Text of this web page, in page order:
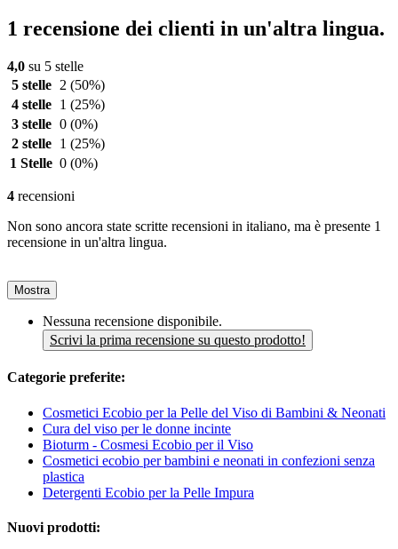
1 recensione dei clienti in un'altra lingua.
4,0 su 5 stelle
5 stelle
2 (50%)
4 stelle
1 (25%)
3 stelle 0 (0%)
2 stelle
1 (25%)
1 Stelle 0 (0%)
4 recensioni
Non sono ancora state scritte recensioni in italiano, ma è presente 1
recensione in un'altra lingua.
Mostra
Nessuna recensione disponibile.
Scrivi la prima recensione su questo prodotto!
Categorie preferite:
Cosmetici Ecobio per la Pelle del Viso di Bambini & Neonati
Cura del viso per le donne incinte
Bioturm - Cosmesi Ecobio per il Viso
Cosmetici ecobio per bambini e neonati in confezioni senza
plastica
Detergenti Ecobio per la Pelle Impura
Nuovi prodotti: